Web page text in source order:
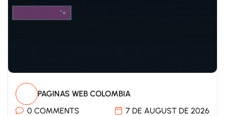
PAGINAS WEB COLOMBIA
0 COMMENTS
7 DE AUGUST DE 2026